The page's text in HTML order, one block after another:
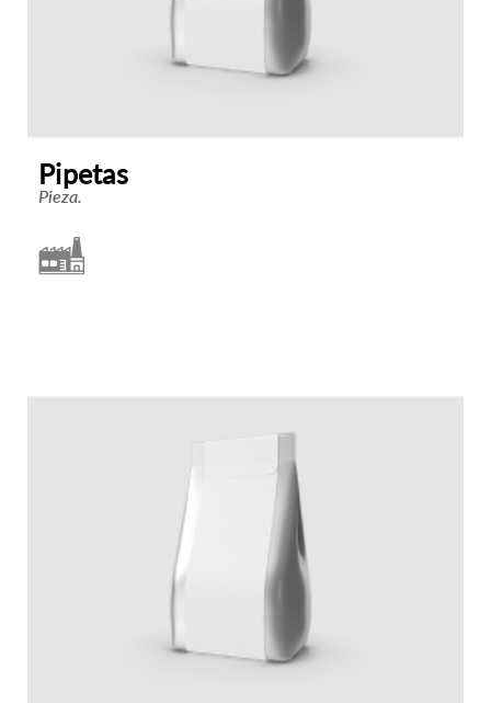
Pipetas
Pieza.